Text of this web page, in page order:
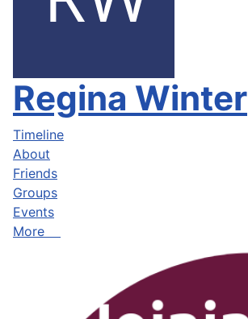
Regina Winter
Timeline
About
Friends
Groups
Events
More